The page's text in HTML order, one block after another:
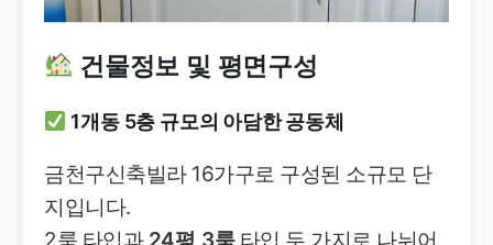
건물정보 및 평면구성
1개동 5층 규모의 아담한 공동체
금천구신축빌라 16가구로 구성된 소규모 단
지입니다.